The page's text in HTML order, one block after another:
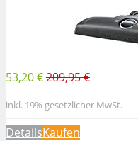
53,20 €209,95 €
inkl. 19% gesetzlicher MwSt.
DetailsKaufen